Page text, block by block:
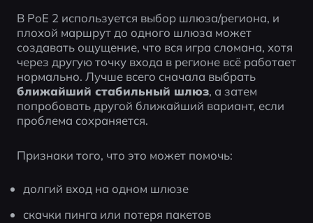
В PoE 2 используется выбор шлюза/региона, и
плохой маршрут до одного шлюза может
создавать ощущение, что вся игра сломана, хотя
через другую точку входа в регионе всё работает
нормально. Лучше всего сначала выбрать
ближайший стабильный шлюз, а затем
попробовать другой ближайший вариант, если
проблема сохраняется.
Признаки того, что это может помочь:
долгий вход на одном шлюзе
скачки пинга или потеря пакетов